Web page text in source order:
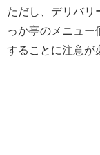
ただし、デリバリ
っか亭のメニュー
することに注意が